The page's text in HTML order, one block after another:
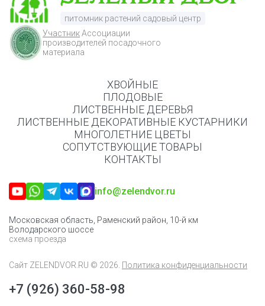
питомник растений садовый центр
УчастникАссоциации
производителей посадочного
материала
ХВОЙНЫЕ
ПЛОДОВЫЕ
ЛИСТВЕННЫЕ ДЕРЕВЬЯ
ЛИСТВЕННЫЕ ДЕКОРАТИВНЫЕ КУСТАРНИКИ
МНОГОЛЕТНИЕ ЦВЕТЫ
СОПУТСТВУЮЩИЕ ТОВАРЫ
КОНТАКТЫ
info@zelendvor.ru
Московская область, Раменский район, 10-й км
Володарского шоссе
схема проезда
Сайт ZELENDVOR.RU © 2026. Политика конфиденциальности
+7 (926) 360-58-98